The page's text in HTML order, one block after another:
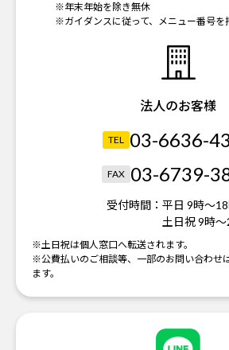
※年末年始を除き無休
※ガイダンスに従って、メニュー番号を
法人のお客様
TEL 03-6636-
FAX 03-6739-
受付時間： 平日 9時～
土日祝 9時
※土日祝は個人窓口へ転送されます。
※公費払いのご相談等、一部のお問い合わせ
ます。